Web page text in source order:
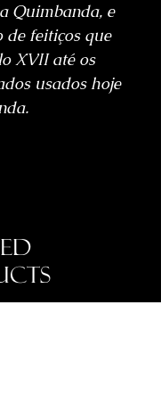
Quimbanda, e
de feitiços que
XVII até os
usados hoje